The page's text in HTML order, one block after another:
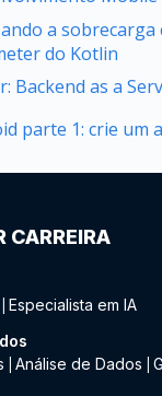
a sobrecarga
do Kotlin
Backend as a
parte 1: crie um
CARREIRA
Especialista em IA
Análise de Dados